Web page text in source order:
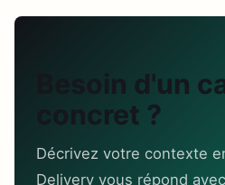
Besoin d'un
concret ?
Décrivez votre contexte
Delivery vous répond